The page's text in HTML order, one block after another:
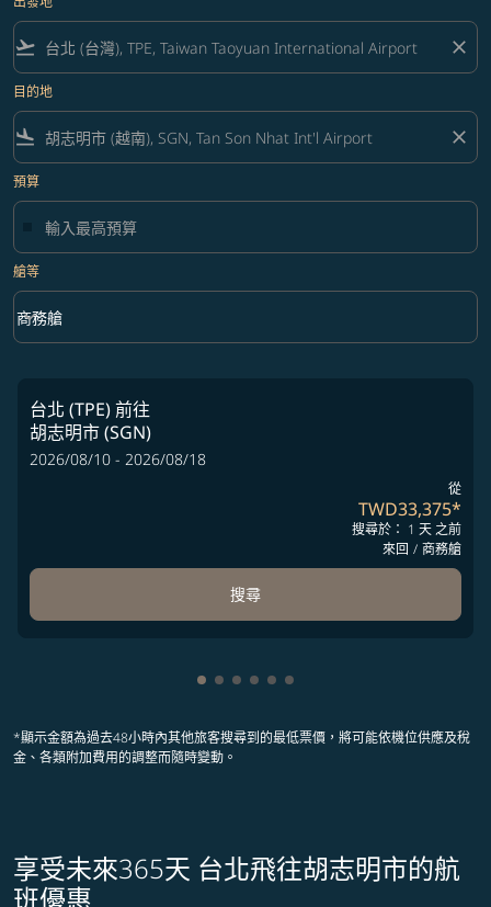
flight_takeoff close
目的地
flight_land close
預算
艙等
艙等 option 商務艙 Selected
商務艙
keyboard_arrow_down
台北 (TPE)前往
胡志明市 (SGN)
2026/08/10 - 2026/08/18
從
TWD33,375*
搜尋於： 1 天 之前
來回 / 商務艙
搜尋
顯示 cmp-pagination-showing-
顯示 cmp-pagination-showing-
顯示 cmp-pagination-
顯示 cmp-pagination-
顯示 cmp-pagination-
顯示 cmp-pagination-
*顯示金額為過去48小時內其他旅客搜尋到的最低票價，將可能依機位供應及稅
金、各類附加費用的調整而隨時變動。
享受未來365天 台北飛往胡志明市的航
班優惠